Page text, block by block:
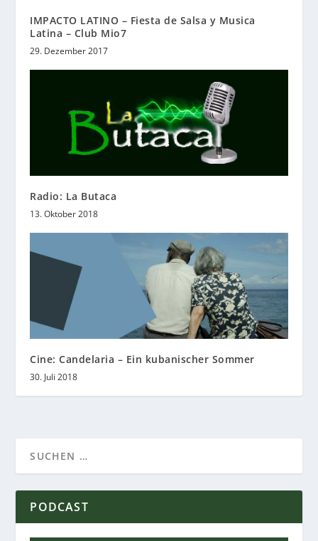
IMPACTO LATINO – Fiesta de Salsa y Musica
Latina – Club Mio7
29. Dezember 2017
Radio: La Butaca
13. Oktober 2018
Cine: Candelaria – Ein kubanischer Sommer
30. Juli 2018
PODCAST